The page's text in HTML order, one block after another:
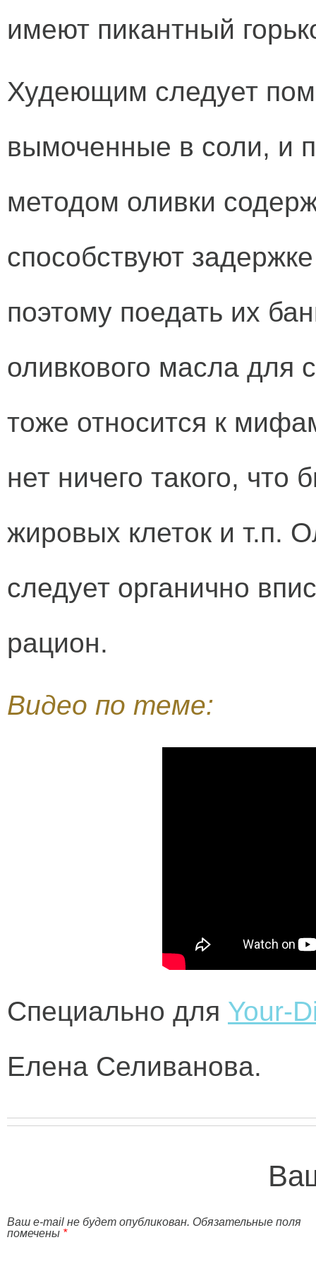
имеют пикантный
Худеющим следует
вымоченные в соли, и
методом оливки
способствуют
поэтому поедать их
оливкового масла для
тоже относится к
нет ничего такого, что
жировых клеток и т.п.
следует органично
рацион.
Видео по теме:
Специально для Your-
Елена Селиванова.
Ваш e-mail не будет опубликован. Обязательные поля
помечены *